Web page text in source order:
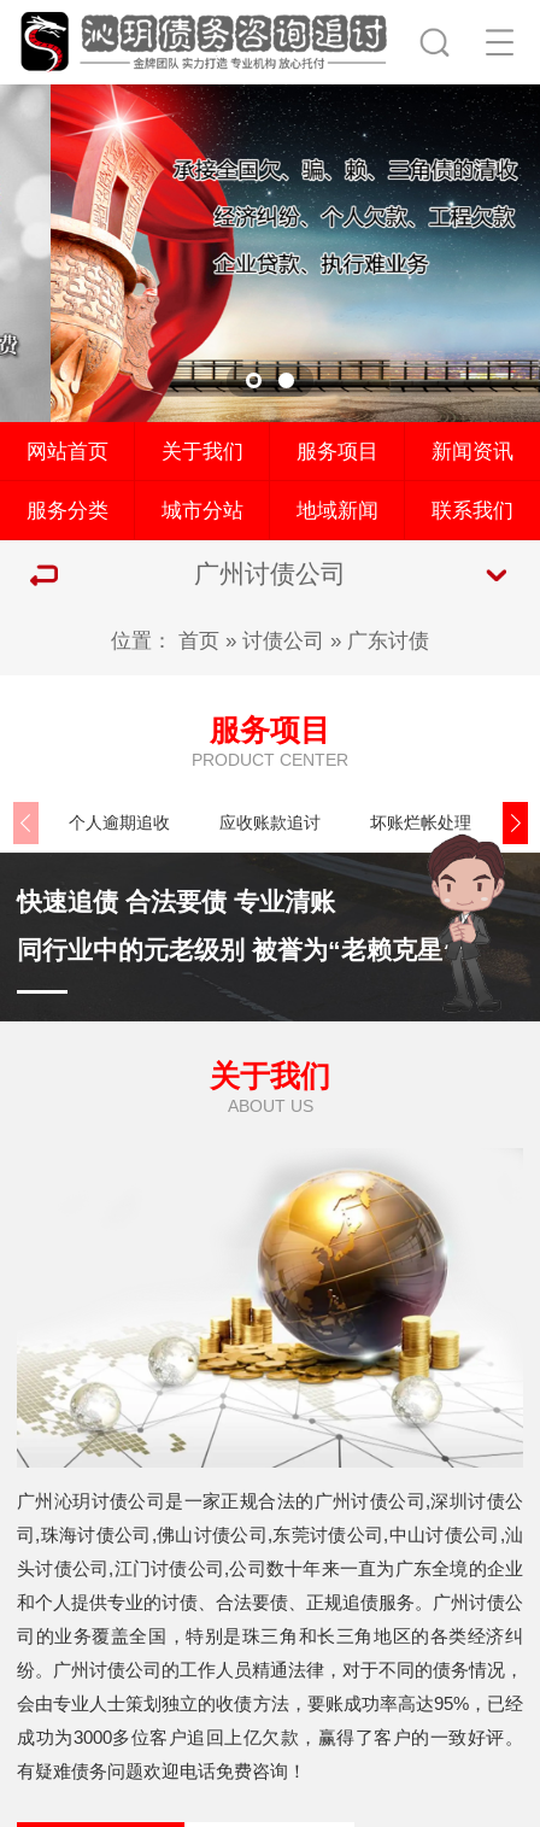
网站首页 关于我们 服务项目 新闻资讯
服务分类 城市分站 地域新闻 联系我们
广州讨债公司
位置： 首页 » 讨债公司 » 广东讨债
服务项目
PRODUCT CENTER
个人逾期追收 应收账款追讨 坏账烂帐处理
快速追债 合法要债 专业清账
同行业中的元老级别 被誉为“老赖克星”
关于我们
ABOUT US
广州沁玥讨债公司是一家正规合法的广州讨债公司,深圳讨债公
司,珠海讨债公司,佛山讨债公司,东莞讨债公司,中山讨债公司,汕
头讨债公司,江门讨债公司,公司数十年来一直为广东全境的企业
和个人提供专业的讨债、合法要债、正规追债服务。广州讨债公
司的业务覆盖全国，特别是珠三角和长三角地区的各类经济纠
纷。广州讨债公司的工作人员精通法律，对于不同的债务情况，
会由专业人士策划独立的收债方法，要账成功率高达95%，已经
成功为3000多位客户追回上亿欠款，赢得了客户的一致好评。
有疑难债务问题欢迎电话免费咨询！